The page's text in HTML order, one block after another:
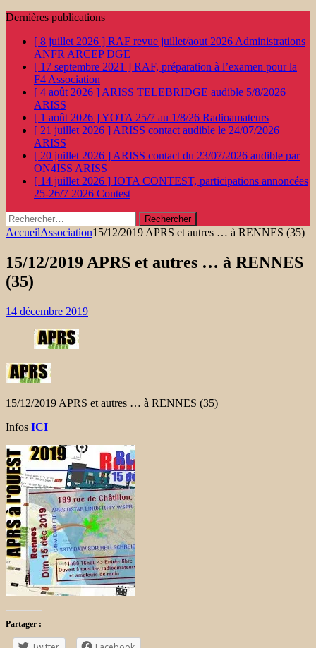
Dernières publications
[ 8 juillet 2026 ] RAF revue juillet/aout 2026 Administrations
ANFR ARCEP DGE
[ 17 septembre 2021 ] RAF, préparation à l’examen pour la
F4 Association
[ 4 août 2026 ] ARISS TELEBRIDGE audible 5/8/2026
ARISS
[ 1 août 2026 ]YOTA 25/7 au 1/8/26 Radioamateurs
[ 21 juillet 2026 ] ARISS contact audible le 24/07/2026
ARISS
[ 20 juillet 2026 ] ARISS contact du 23/07/2026 audible par
ON4ISS ARISS
[ 14 juillet 2026 ] IOTA CONTEST, participations annoncées
25-26/7 2026 Contest
Rechercher :
AccueilAssociation15/12/2019 APRS et autres … à RENNES (35)
15/12/2019 APRS et autres … à RENNES
(35)
14 décembre 2019
15/12/2019 APRS et autres … à RENNES (35)
Infos ICI
Partager :